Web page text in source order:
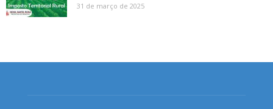
31 de março de 2025